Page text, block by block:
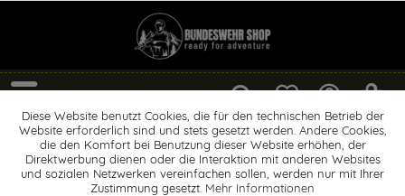
Menü
Feuerstarter / Streichhölzer
Diese Website benutzt Cookies, die für den technischen Betrieb der
Website erforderlich sind und stets gesetzt werden. Andere Cookies,
die den Komfort bei Benutzung dieser Website erhöhen, der
Direktwerbung dienen oder die Interaktion mit anderen Websites
und sozialen Netzwerken vereinfachen sollen, werden nur mit Ihrer
Zustimmung gesetzt. Mehr Informationen